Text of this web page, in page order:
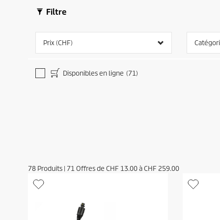
Filtre
Prix (CHF)
Disponibles en ligne (71)
78 Produits | 71Offres de CHF 13.00àCHF 259.00